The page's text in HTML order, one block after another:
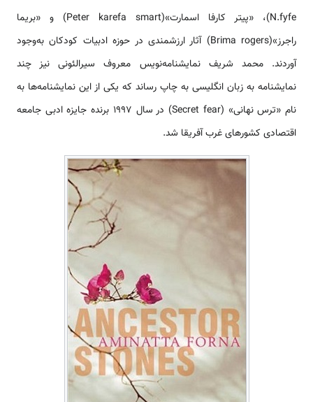
N.fyfe)، «پیتر کارفا اسمارت»(Peter karefa smart) و «بریما
راجرز»(Brima rogers) آثار ارزشمندی در حوزه ادبیات کودکان به‌وجود
آوردند. محمد شریف نمایشنامه‌نویس معروف سیرالئونی نیز چند
نمایشنامه به زبان انگلیسی به چاپ رساند که یکی از این نمایشنامه‌ها به
نام «ترس نهانی» (Secret fear) در سال 1997 برنده جایزه ادبی جامعه
اقتصادی کشورهای غرب آفریقا شد.